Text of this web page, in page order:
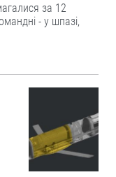
за 12
- у шпазі,